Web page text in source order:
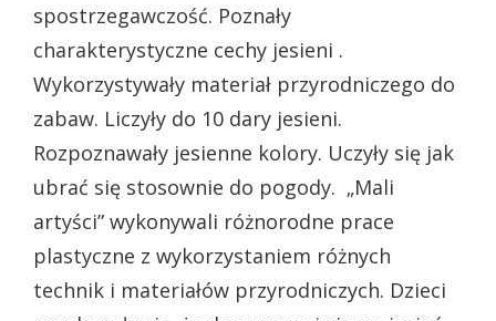
spostrzegawczość. Poznały
charakterystyczne cechy jesieni .
Wykorzystywały materiał przyrodniczego do
zabaw. Liczyły do 10 dary jesieni.
Rozpoznawały jesienne kolory. Uczyły się jak
ubrać się stosownie do pogody. „Mali
artyści” wykonywali różnorodne prace
plastyczne z wykorzystaniem różnych
technik i materiałów przyrodniczych. Dzieci